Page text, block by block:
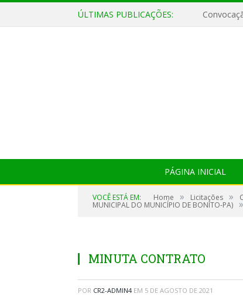
ÚLTIMAS PUBLICAÇÕES:
PÁGINA INICIAL
VOCÊ ESTÁ EM: Home » Licitações »
MUNICIPAL DO MUNICÍPIO DE BONITO-PA) »
MINUTA CONTRATO
POR CR2-ADMIN4 EM 5 DE AGOSTO DE 2021